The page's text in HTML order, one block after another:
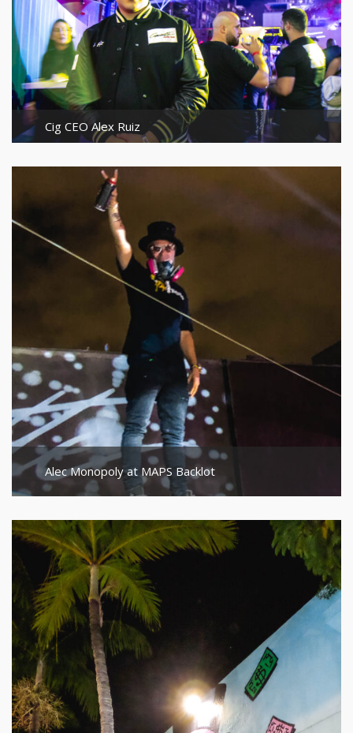
Cig CEO Alex Ruiz
Alec Monopoly at MAPS Backlot